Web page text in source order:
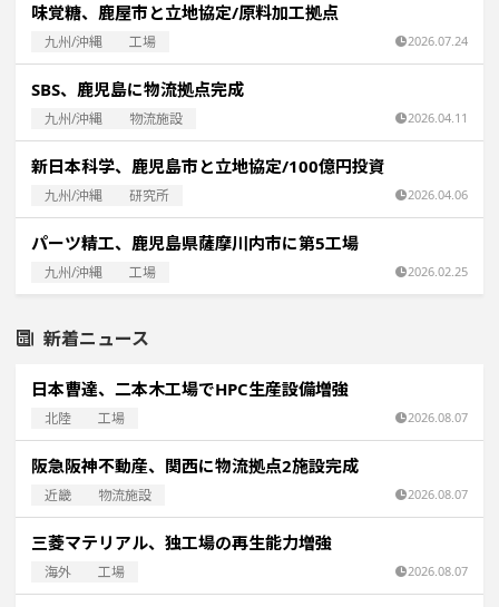
味覚糖、鹿屋市と立地協定/原料加工拠点
九州/沖縄 工場 2026.07.24
SBS、鹿児島に物流拠点完成
九州/沖縄 物流施設 2026.04.11
新日本科学、鹿児島市と立地協定/100億円投資
九州/沖縄 研究所 2026.04.06
パーツ精工、鹿児島県薩摩川内市に第5工場
九州/沖縄 工場 2026.02.25
新着ニュース
日本曹達、二本木工場でHPC生産設備増強
北陸 工場 2026.08.07
阪急阪神不動産、関西に物流拠点2施設完成
近畿 物流施設 2026.08.07
三菱マテリアル、独工場の再生能力増強
海外 工場 2026.08.07